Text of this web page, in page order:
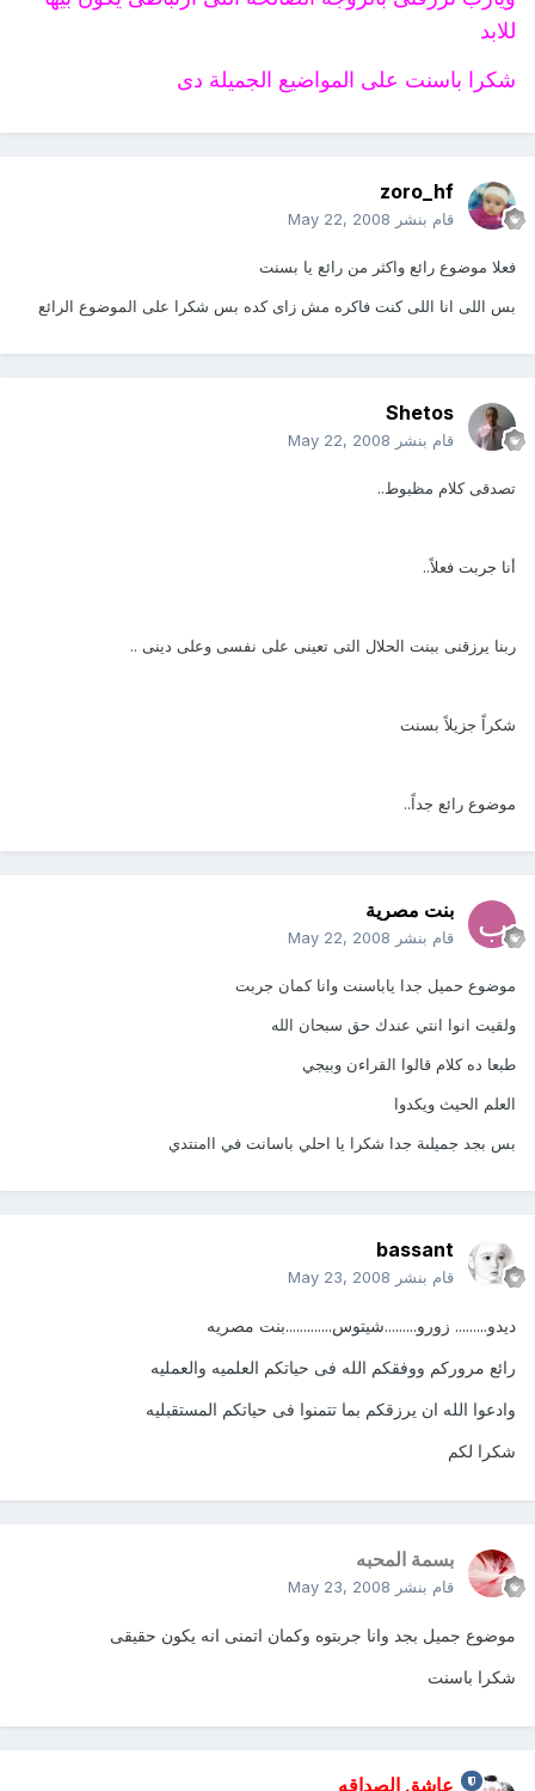
للابد
شكرا باسنت على المواضيع الجميلة دى
zoro_hf
قام بنشر May 22, 2008
فعلا موضوع رائع واكثر من رائع يا بسنت
بس اللى انا اللى كنت فاكره مش زاى كده بس شكرا على الموضوع الرائع
Shetos
قام بنشر May 22, 2008
تصدقى كلام مظبوط..
أنا جربت فعلاً..
ربنا يرزقنى ببنت الحلال التى تعينى على نفسى وعلى دينى ..
شكراً جزيلاً بسنت
موضوع رائع جداً..
بنت مصرية
قام بنشر May 22, 2008
موضوع حميل جدا ياباسنت وانا كمان جربت
ولقيت انوا انتي عندك حق سبحان الله
طبعا ده كلام قالوا القراءن وبيجي
العلم الحيث ويكدوا
بس بجد جميلىة جدا شكرا يا احلي باسانت في اامنتدي
bassant
قام بنشر May 23, 2008
ديدو......... زورو.........شيتوس.............بنت مصريه
رائع مروركم ووفقكم الله فى حياتكم العلميه والعمليه
وادعوا الله ان يرزقكم بما تتمنوا فى حياتكم المستقبليه
شكرا لكم
بسمة المحبه
قام بنشر May 23, 2008
موضوع جميل بجد وانا جربتوه وكمان اتمنى انه يكون حقيقى
شكرا باسنت
عاشق الصداقه